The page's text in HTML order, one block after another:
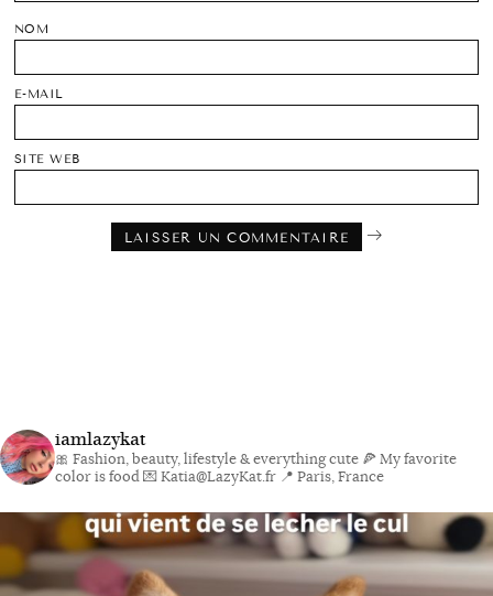
NOM
E-MAIL
SITE WEB
iamlazykat
🎀 Fashion, beauty, lifestyle & everything cute 🍕 My favorite
color is food💌 Katia@LazyKat.fr 📍 Paris, France